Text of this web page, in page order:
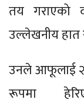
तय गराएको
उल्लेखनीय हात
उनले आफूलाई
रूपमा